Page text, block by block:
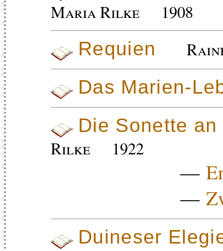
Maria Rilke 1908
Requien
Das Marien-
Die Sonette
Rilke 1922
—
—
Duineser